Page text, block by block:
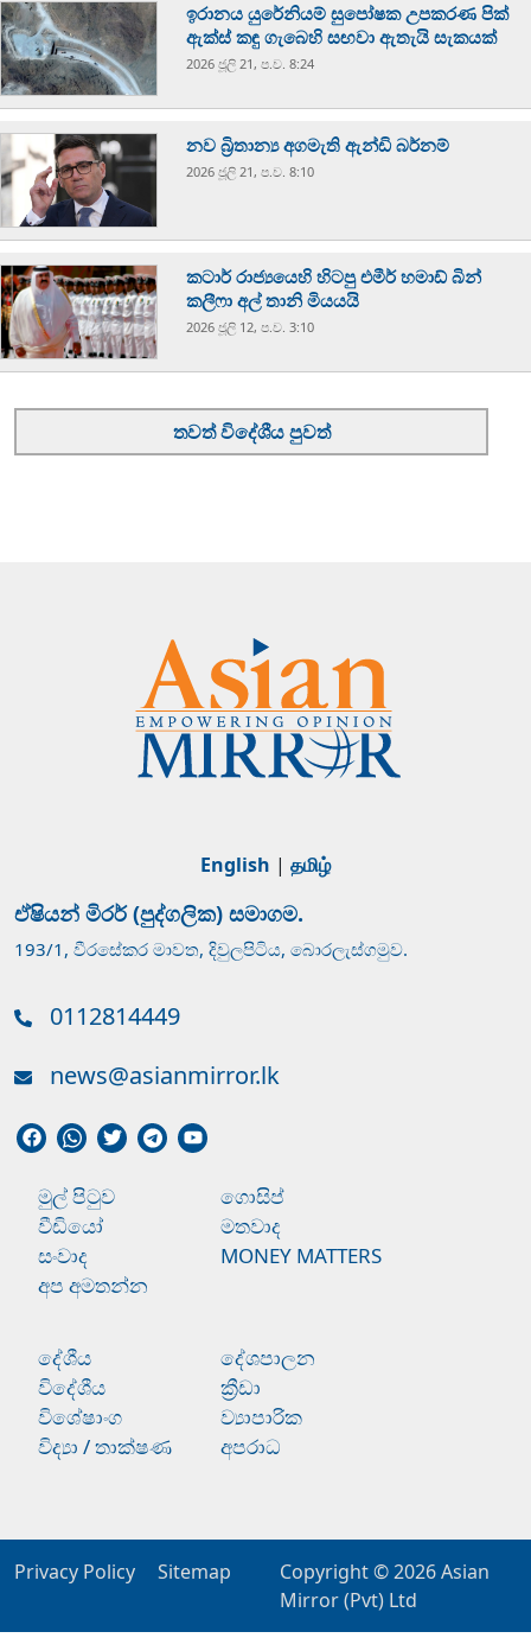
ඉරානය යුරේනියම් සුපෝෂක උපකරණ පික්
ඇක්ස් කඳු ගැබෙහි සඟවා ඇතැයි සැකයක්
2026 ජූලි 21, ප.ව. 8:24
නව බ්‍රිතාන්‍ය අගමැති ඇන්ඩි බර්නම්
2026 ජූලි 21, ප.ව. 8:10
කටාර් රාජ්‍යයෙහි හිටපු එමීර් හමාඩ් බින්
කලීෆා අල් තානි මියයයි
2026 ජූලි 12, ප.ව. 3:10
තවත් විදේශීය පුවත්
English | தமிழ்
ඒෂියන් මිරර් (පුද්ගලික) සමාගම.
193/1, වීරසේකර මාවත, දිවුලපිටිය, බොරලැස්ගමුව.
0112814449
news@asianmirror.lk
මුල් පිටුව
ගොසිප්
වීඩියෝ
මතවාද
සංවාද
MONEY MATTERS
අප අමතන්න
දේශීය
දේශපාලන
විදේශීය
ක්‍රීඩා
විශේෂාංග
ව්‍යාපාරික
විද්‍යා / තාක්ෂණ
අපරාධ
Privacy Policy Sitemap Copyright © 2026Asian
Mirror (Pvt) Ltd